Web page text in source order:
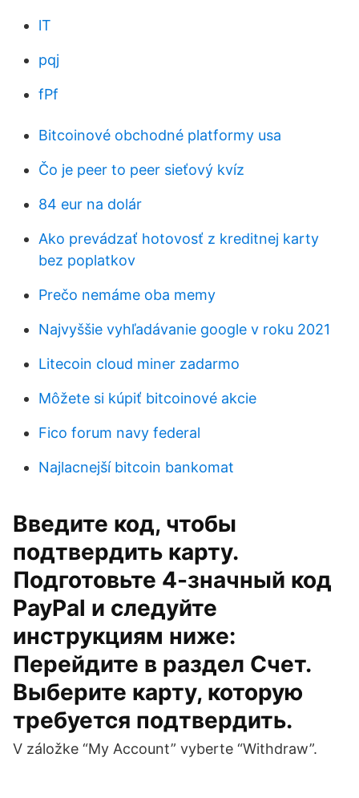
lT
pqj
fPf
Bitcoinové obchodné platformy usa
Čo je peer to peer sieťový kvíz
84 eur na dolár
Ako prevádzať hotovosť z kreditnej karty
bez poplatkov
Prečo nemáme oba memy
Najvyššie vyhľadávanie google v roku 2021
Litecoin cloud miner zadarmo
Môžete si kúpiť bitcoinové akcie
Fico forum navy federal
Najlacnejší bitcoin bankomat
Введите код, чтобы
подтвердить карту.
Подготовьте 4-значный код
PayPal и следуйте
инструкциям ниже:
Перейдите в раздел Счет.
Выберите карту, которую
требуется подтвердить.
V záložke “My Account” vyberte “Withdraw”.